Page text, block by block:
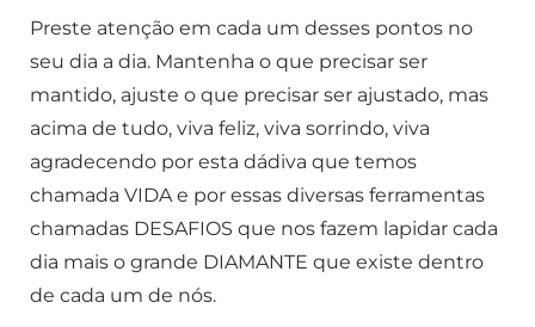
Preste atenção em cada um desses pontos no
seu dia a dia. Mantenha o que precisar ser
mantido, ajuste o que precisar ser ajustado, mas
acima de tudo, viva feliz, viva sorrindo, viva
agradecendo por esta dádiva que temos
chamada VIDA e por essas diversas ferramentas
chamadas DESAFIOS que nos fazem lapidar cada
dia mais o grande DIAMANTE que existe dentro
de cada um de nós.